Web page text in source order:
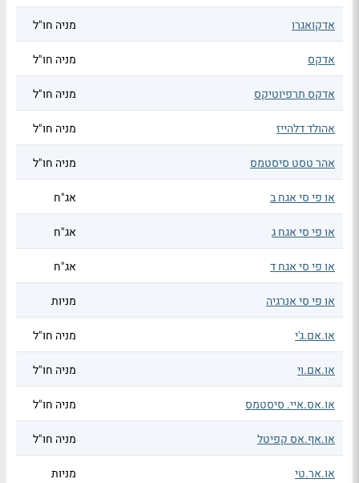
אדקואגרו מניה חו"ל
אדקס מניה חו"ל
אדקס תרפיוטיקס מניה חו"ל
אהולד דלהייז מניה חו"ל
אהר טסט סיסטמס מניה חו"ל
או פי סי אגח ב אג"ח
או פי סי אגח ג אג"ח
או פי סי אגח ד אג"ח
או פי סי אנרגיה מניות
או.אם.ג'י מניה חו"ל
או.אם.וי מניה חו"ל
או.אס.איי. סיסטמס מניה חו"ל
או.אף.אס קפיטל מניה חו"ל
או.אר.טי מניות